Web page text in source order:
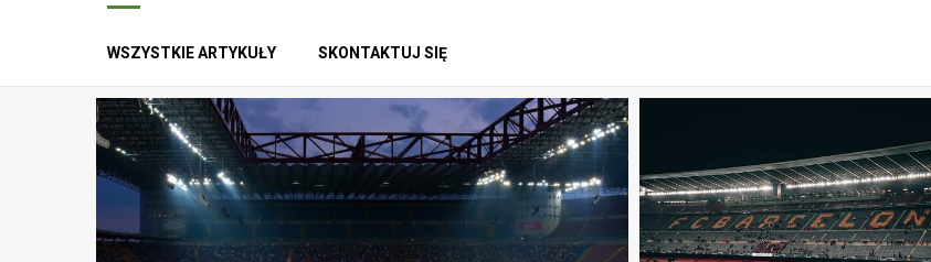
WSZYSTKIE ARTYKUŁY SKONTAKTUJ SIĘ